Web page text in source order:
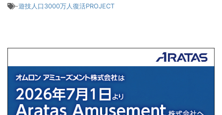
-遊技人口3000万人復活PROJECT